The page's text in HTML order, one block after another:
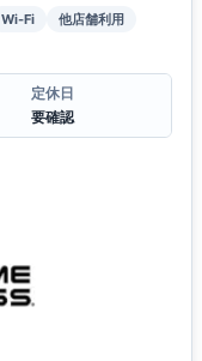
Wi-Fi
他店舗利用
定休日
要確認